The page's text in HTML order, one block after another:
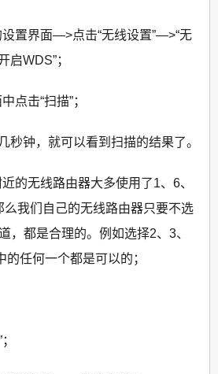
置界面—>点击“无线设置”—>“无
启WDS”；
点击“扫描”；
秒钟，就可以看到扫描的结果了。
的无线路由器大多使用了1、6、
么我们自己的无线路由器只要不选
，都是合理的。例如选择2、3、
任何一个都是可以的；